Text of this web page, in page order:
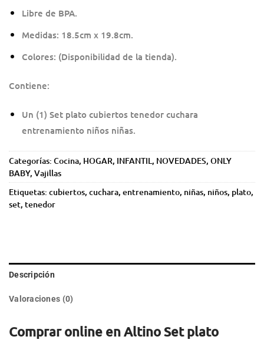
Libre de BPA.
Medidas: 18.5cm x 19.8cm.
Colores: (Disponibilidad de la tienda).
Contiene:
Un (1) Set plato cubiertos tenedor cuchara
entrenamiento niños niñas.
Categorías: Cocina, HOGAR, INFANTIL, NOVEDADES, ONLY
BABY, Vajillas
Etiquetas: cubiertos, cuchara, entrenamiento, niñas, niños, plato,
set, tenedor
Descripción
Valoraciones (0)
Comprar online en Altino Set plato